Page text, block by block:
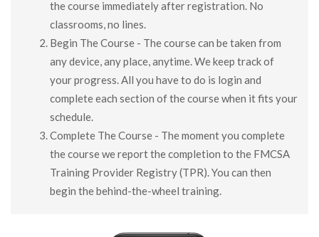
the course immediately after registration. No
classrooms, no lines.
Begin The Course - The course can be taken from
any device, any place, anytime. We keep track of
your progress. All you have to do is login and
complete each section of the course when it fits your
schedule.
Complete The Course - The moment you complete
the course we report the completion to the FMCSA
Training Provider Registry (TPR). You can then
begin the behind-the-wheel training.